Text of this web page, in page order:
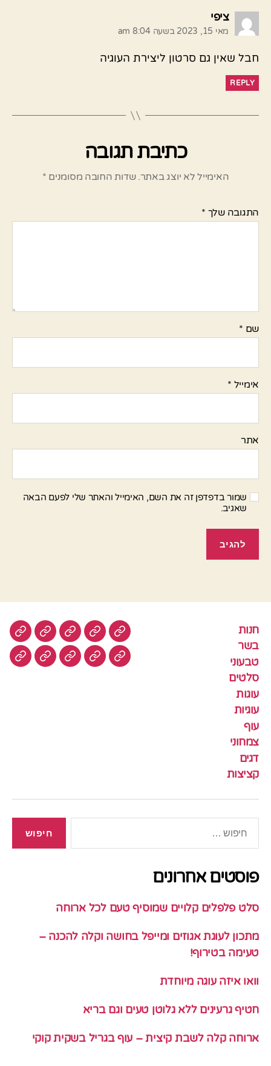
ציפי
מאי 15, 2023 בשעה 8:04 am
חבל שאין גם סרטון ליצירת העוגיה
REPLY
כתיבת תגובה
האימייל לא יוצג באתר. שדות החובה מסומנים *
התגובה שלך *
שם *
אימייל *
אתר
שמור בדפדפן זה את השם, האימייל והאתר שלי לפעם הבאה
שאגיב.
חנות
בשר
טבעוני
סלטים
עוגות
עוגיות
עוף
צמחוני
דגים
קציצות
חנות בשר טבעוניסלטים
עוגיותעוף צמחונידגים
פוסטים אחרונים
סלט פלפלים קלויים שמוסיף טעם לכל ארוחה
מתכון לעוגת אגוזים ומייפל בחושה וקלה להכנה –
טעימה בטירוף!
וואו איזה עוגה מיוחדת
חטיף גרעינים ללא גלוטן טעים וגם בריא
ארוחה קלה לשבת קיצית – עוף בגריל בשקית קוקי